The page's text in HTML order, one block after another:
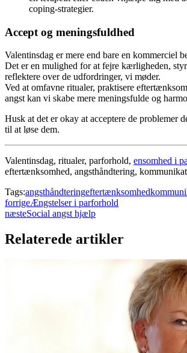
coping-strategier.
Accept og meningsfuldhed
Valentinsdag er mere end bare en kommerciel
Det er en mulighed for at fejre kærligheden,
reflektere over de udfordringer, vi møder.
Ved at omfavne ritualer, praktisere
angst kan vi skabe mere meningsfulde og
Husk at det er okay at acceptere de problemer
til at løse dem.
Valentinsdag, ritualer, parforhold, ensomhed i
eftertænksomhed, angsthåndtering,
Tags:angsthåndteringeftertænksomhed
forrigeÆngstelser i parforhold
næsteSocial angst hjælp
Relaterede artikler